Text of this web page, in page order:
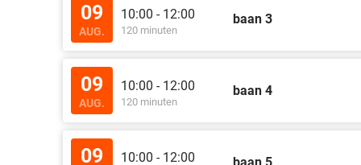
09
AUG.
10:00 - 12:00
120 minuten
baan 3
09
AUG.
10:00 - 12:00
120 minuten
baan 4
09 10:00 - 12:00 baan 5